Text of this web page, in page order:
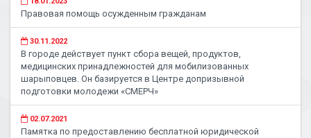
Правовая помощь осужденным гражданам
30.11.2022
В городе действует пункт сбора вещей, продуктов,
медицинских принадлежностей для мобилизованных
шарыповцев. Он базируется в Центре допризывной
подготовки молодежи «СМЕРЧ»
02.07.2021
Памятка по предоставлению бесплатной юридической